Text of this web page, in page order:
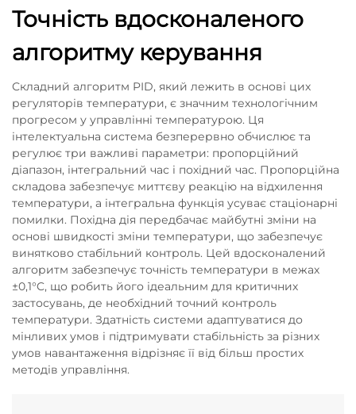
Точність вдосконаленого
алгоритму керування
Складний алгоритм PID, який лежить в основі цих
регуляторів температури, є значним технологічним
прогресом у управлінні температурою. Ця
інтелектуальна система безперервно обчислює та
регулює три важливі параметри: пропорційний
діапазон, інтегральний час і похідний час. Пропорційна
складова забезпечує миттєву реакцію на відхилення
температури, а інтегральна функція усуває стаціонарні
помилки. Похідна дія передбачає майбутні зміни на
основі швидкості зміни температури, що забезпечує
винятково стабільний контроль. Цей вдосконалений
алгоритм забезпечує точність температури в межах
±0,1°C, що робить його ідеальним для критичних
застосувань, де необхідний точний контроль
температури. Здатність системи адаптуватися до
мінливих умов і підтримувати стабільність за різних
умов навантаження відрізняє її від більш простих
методів управління.